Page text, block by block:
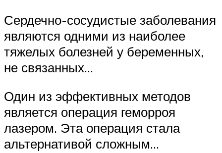
Сердечно-сосудистые заболевания
являются одними из наиболее
тяжелых болезней у беременных,
не связанных…
Один из эффективных методов
является операция геморроя
лазером. Эта операция стала
альтернативой сложным…